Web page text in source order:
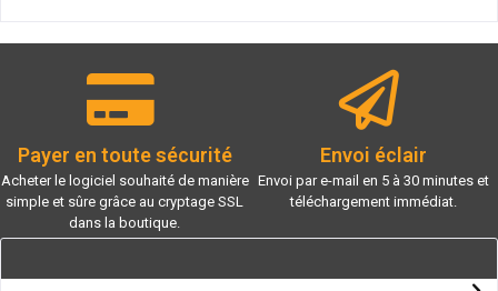
Payer en toute sécurité
Acheter le logiciel souhaité de manière
simple et sûre grâce au cryptage SSL
dans la boutique.
Envoi éclair
Envoi par e-mail en 5 à 30 minutes et
téléchargement immédiat.